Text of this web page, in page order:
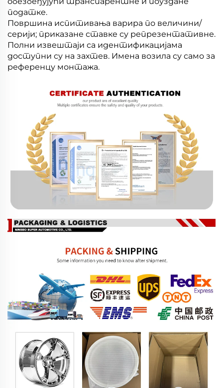
податке.
Површина испитивања варира по величини/
серији; приказане ставке су репрезентативне.
Полни извештаји са идентификацијама
доступни су на захтев. Имена возила су само за
референцу монтажа.